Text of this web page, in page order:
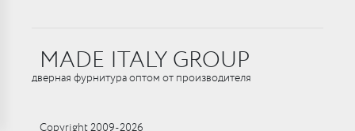
MADE ITALY GROUP
дверная фурнитура оптом от производителя
Copyright 2009-2026